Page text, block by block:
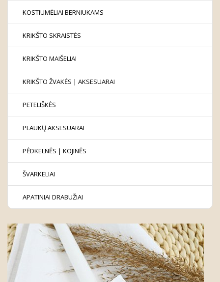
KOSTIUMĖLIAI BERNIUKAMS
KRIKŠTO SKRAISTĖS
KRIKŠTO MAIŠELIAI
KRIKŠTO ŽVAKĖS | AKSESUARAI
PETELIŠKĖS
PLAUKŲ AKSESUARAI
PĖDKELNĖS | KOJINĖS
ŠVARKELIAI
APATINIAI DRABUŽIAI